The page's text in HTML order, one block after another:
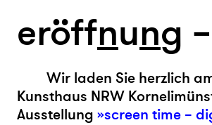
eröffnung –
Wir laden Sie herzlich
Kunsthaus NRW
Ausstellung »screen time –